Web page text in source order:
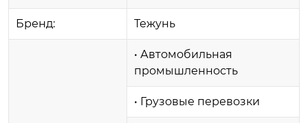
Бренд: Тежунь
• Автомобильная
промышленность
• Грузовые перевозки